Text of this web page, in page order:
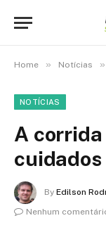
Home » Notícias »
NOTÍCIAS
A corrida
cuidados
By Edilson
Nenhum